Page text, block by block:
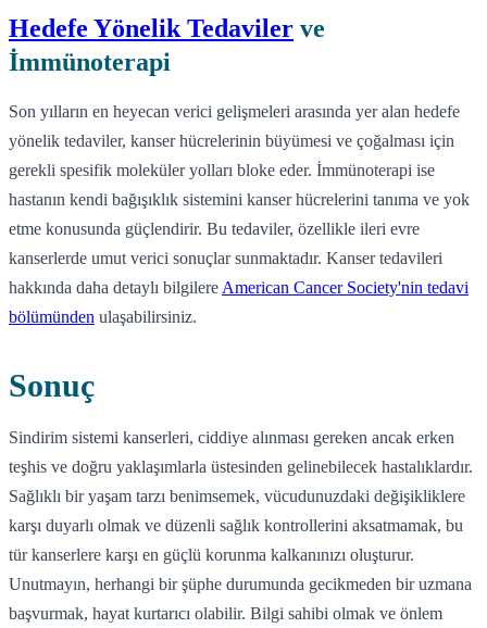
Hedefe Yönelik Tedaviler ve
İmmünoterapi
Son yılların en heyecan verici gelişmeleri arasında yer alan hedefe
yönelik tedaviler, kanser hücrelerinin büyümesi ve çoğalması için
gerekli spesifik moleküler yolları bloke eder. İmmünoterapi ise
hastanın kendi bağışıklık sistemini kanser hücrelerini tanıma ve yok
etme konusunda güçlendirir. Bu tedaviler, özellikle ileri evre
kanserlerde umut verici sonuçlar sunmaktadır. Kanser tedavileri
hakkında daha detaylı bilgilere American Cancer Society'nin tedavi
bölümünden ulaşabilirsiniz.
Sonuç
Sindirim sistemi kanserleri, ciddiye alınması gereken ancak erken
teşhis ve doğru yaklaşımlarla üstesinden gelinebilecek hastalıklardır.
Sağlıklı bir yaşam tarzı benimsemek, vücudunuzdaki değişikliklere
karşı duyarlı olmak ve düzenli sağlık kontrollerini aksatmamak, bu
tür kanserlere karşı en güçlü korunma kalkanınızı oluşturur.
Unutmayın, herhangi bir şüphe durumunda gecikmeden bir uzmana
başvurmak, hayat kurtarıcı olabilir. Bilgi sahibi olmak ve önlem